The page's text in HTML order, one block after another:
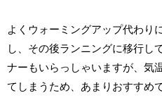
よくウォーミングアップ代わり
し、その後ランニングに移行し
ナーもいらっしゃいますが、気
てしまうため、あまりおすすめ